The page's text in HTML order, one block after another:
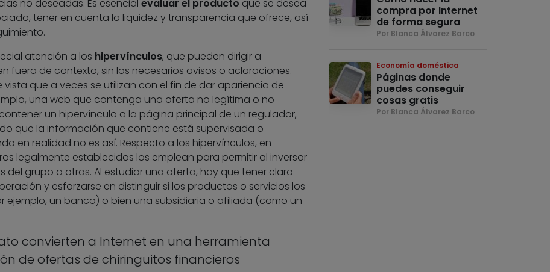
no deseadas. Es esencial evaluar el producto que se desea
tener en cuenta la liquidez y transparencia que ofrece, así
atención a los hipervínculos, que pueden dirigir a
fuera de contexto, sin los necesarios avisos o aclaraciones.
que a veces se utilizan con el fin de dar apariencia de
una web que contenga una oferta no legítima o no
un hipervínculo a la página principal de un regulador,
que la información que contiene está supervisada o
en realidad no es así. Respecto a los hipervínculos, en
legalmente establecidos los emplean para permitir al inversor
del grupo a otras. Al estudiar una oferta, hay que tener claro
y esforzarse en distinguir si los productos o servicios los
ejemplo, un banco) o bien una subsidiaria o afiliada (como un
convierten a Internet en una herramienta
de ofertas de chiringuitos financieros
compra por Internet
de forma segura
Por Blanca Álvarez Barco
Economía doméstica
Páginas donde
puedes conseguir
cosas gratis
Por Blanca Álvarez Barco